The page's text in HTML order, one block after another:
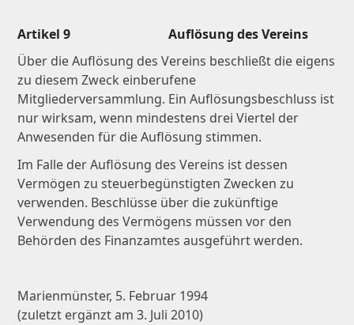
Artikel 9 Auflösung des Vereins
Über die Auflösung des Vereins beschließt die eigens
zu diesem Zweck einberufene
Mitgliederversammlung. Ein Auflösungsbeschluss ist
nur wirksam, wenn mindestens drei Viertel der
Anwesenden für die Auflösung stimmen.
Im Falle der Auflösung des Vereins ist dessen
Vermögen zu steuerbegünstigten Zwecken zu
verwenden. Beschlüsse über die zukünftige
Verwendung des Vermögens müssen vor den
Behörden des Finanzamtes ausgeführt werden.
Marienmünster, 5. Februar 1994
(zuletzt ergänzt am 3. Juli 2010)